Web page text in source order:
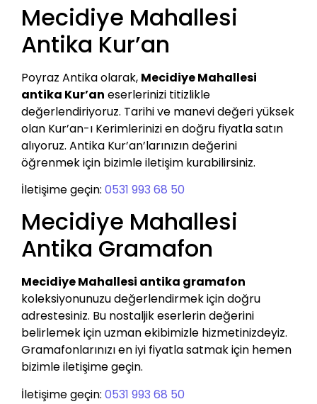
Mecidiye Mahallesi
Antika Kur’an
Poyraz Antika olarak, Mecidiye Mahallesi
antika Kur’an eserlerinizi titizlikle
değerlendiriyoruz. Tarihi ve manevi değeri yüksek
olan Kur’an-ı Kerimlerinizi en doğru fiyatla satın
alıyoruz. Antika Kur’an’larınızın değerini
öğrenmek için bizimle iletişim kurabilirsiniz.
İletişime geçin: 0531 993 68 50
Mecidiye Mahallesi
Antika Gramafon
Mecidiye Mahallesi antika gramafon
koleksiyonunuzu değerlendirmek için doğru
adrestesiniz. Bu nostaljik eserlerin değerini
belirlemek için uzman ekibimizle hizmetinizdeyiz.
Gramafonlarınızı en iyi fiyatla satmak için hemen
bizimle iletişime geçin.
İletişime geçin: 0531 993 68 50